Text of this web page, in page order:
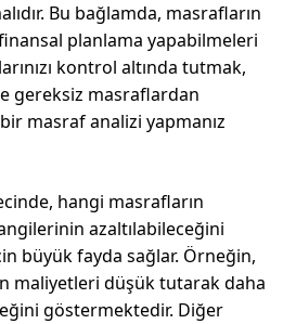
Bu bağlamda, masrafların
planlama yapabilmeleri
kontrol altında tutmak,
gereksiz masraflardan
masraf analizi yapmanız
hangi masrafların
azaltılabileceğini
büyük fayda sağlar. Örneğin,
maliyetleri düşük tutarak daha
göstermektedir. Diğer